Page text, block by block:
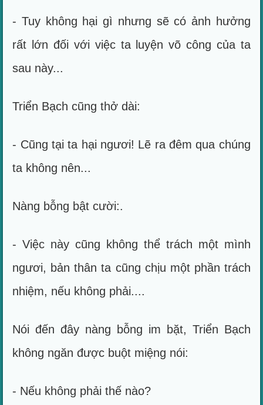
- Tuy không hại gì nhưng sẽ có ảnh hưởng
rất lớn đối với việc ta luyện võ công của ta
sau này...
Triển Bạch cũng thở dài:
- Cũng tại ta hại ngươi! Lẽ ra đêm qua chúng
ta không nên...
Nàng bỗng bật cười:.
- Việc này cũng không thể trách một mình
ngươi, bản thân ta cũng chịu một phần trách
nhiệm, nếu không phải....
Nói đến đây nàng bỗng im bặt, Triển Bạch
không ngăn được buột miệng nói:
- Nếu không phải thế nào?